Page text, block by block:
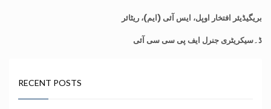
بریگیڈیئر افتخار اوپل، ایس آئی (ایم)، ریٹائر
ڈ۔سیکریٹری جنرل ایف پی سی سی آئی
RECENT POSTS